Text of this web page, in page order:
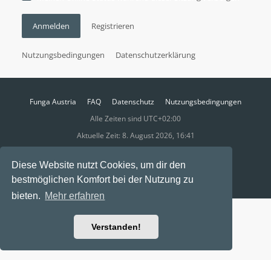
Diese Website nutzt Cookies, um dir den
bestmöglichen Komfort bei der Nutzung zu
bieten. Mehr erfahren
Verstanden!
Anmelden Registrieren
Nutzungsbedingungen Datenschutzerklärung
Funga Austria FAQ Datenschutz
Nutzungsbedingungen
Alle Zeiten sind UTC+02:00
Aktuelle Zeit: 8. August 2026, 16:41
Ravaio Theme byGramziu